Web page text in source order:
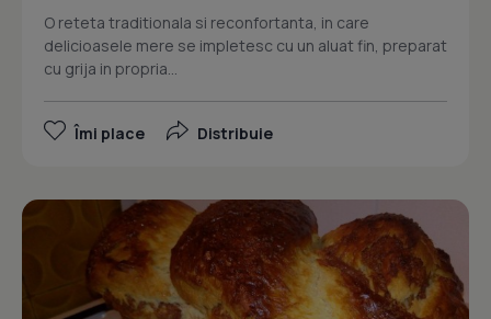
O reteta traditionala si reconfortanta, in care
delicioasele mere se impletesc cu un aluat fin, preparat
cu grija in propria...
Îmi place Distribuie